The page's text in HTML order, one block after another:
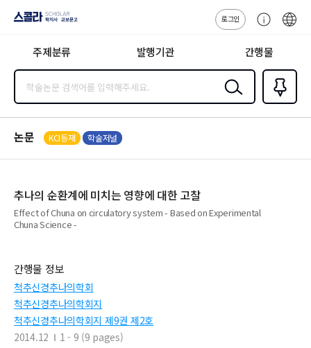
지사·교보문고
로그인
센
주제분류 발행기관 간행물
검색
즐겨찾
기0
논문 KCI등재 학술저널
추나의 순환계에 미치는 영향에 대한 고찰
Effect of Chuna on circulatory system - Based on Experimental
Chuna Science -
간행물 정보
척추신경추나의학회
척추신경추나의학회지
척추신경추나의학회지 제9권 제2호
2014.12
1 - 9 (9 pages)